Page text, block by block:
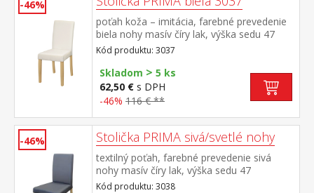
-46%
poťah koža – imitácia, farebné prevedenie
biela nohy masív číry lak, výška sedu 47
cm odporúčaná nosnosť do 120 kg
Kód produktu: 3037
Skladom > 5 ks
62,50 € s DPH
-46% 116 € **
-46% Stolička PRIMA sivá/svetlé nohy
textilný poťah, farebné prevedenie sivá
nohy masív číry lak, výška sedu 47
cm odporúčaná nosnosť do 120 kg
Kód produktu: 3038